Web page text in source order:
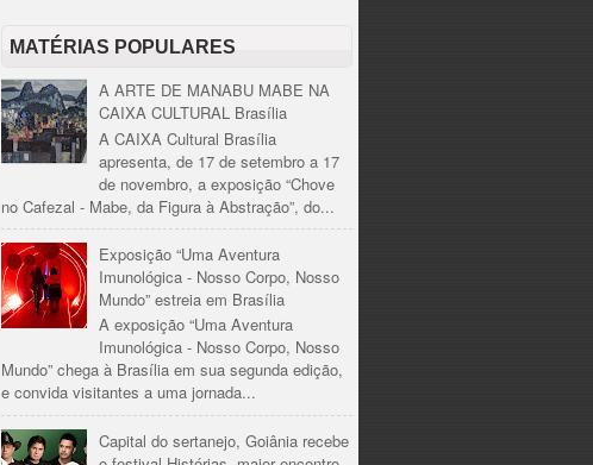
MATÉRIAS POPULARES
A ARTE DE MANABU MABE NA
CAIXA CULTURAL Brasília
A CAIXA Cultural Brasília
apresenta, de 17 de setembro a 17
de novembro, a exposição “Chove
no Cafezal - Mabe, da Figura à Abstração”, do...
Exposição “Uma Aventura
Imunológica - Nosso Corpo, Nosso
Mundo” estreia em Brasília
A exposição “Uma Aventura
Imunológica - Nosso Corpo, Nosso
Mundo” chega à Brasília em sua segunda edição,
e convida visitantes a uma jornada...
Capital do sertanejo, Goiânia recebe